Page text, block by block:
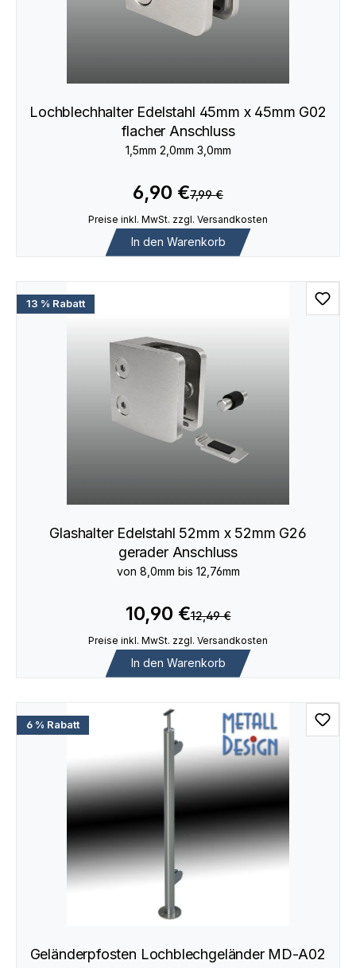
Lochblechhalter Edelstahl 45mm x 45mm G02
flacher Anschluss
1,5mm 2,0mm 3,0mm
6,90 €7,99 €
Preise inkl. MwSt. zzgl. Versandkosten
In den Warenkorb
13 % Rabatt
Glashalter Edelstahl 52mm x 52mm G26
gerader Anschluss
von 8,0mm bis 12,76mm
10,90 €12,49 €
Preise inkl. MwSt. zzgl. Versandkosten
In den Warenkorb
6 % Rabatt
Geländerpfosten Lochblechgeländer MD-A02